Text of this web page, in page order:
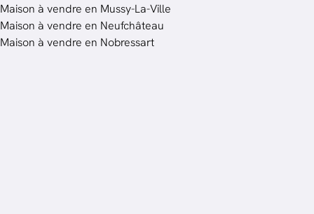
Maison à vendre en Mussy-La-Ville
Maison à vendre en Neufchâteau
Maison à vendre en Nobressart